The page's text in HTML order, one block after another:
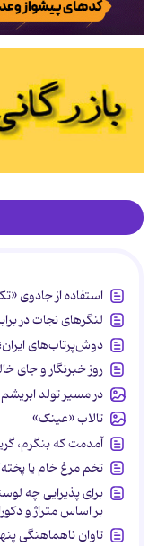
استفاده از جادوی
لنگرهای نجات در
دوش‌پرتاب‌های
روز خبرنگار و جای
در مسیر تولد ابریشم
تالاب «عینک»
آمدمت که بنگرم،
تخم مرغ خام یا
برای پذیرایی چه
بر اساس متراژ و
تاوان ناهماهنگی